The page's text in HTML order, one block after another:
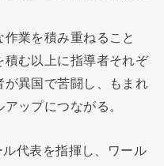
業を積み重ねること
積む以上に指導者それぞ
異国で苦闘し、もまれ
ップにつながる。
代表を指揮し、ワール